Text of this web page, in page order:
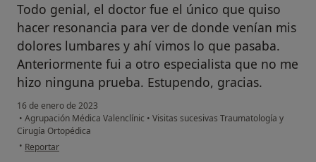
Todo genial, el doctor fue el único que quiso
hacer resonancia para ver de donde venían mis
dolores lumbares y ahí vimos lo que pasaba.
Anteriormente fui a otro especialista que no me
hizo ninguna prueba. Estupendo, gracias.
16 de enero de 2023
• Agrupación Médica Valenclínic • Visitas sucesivas Traumatología y
Cirugía Ortopédica
• en opinión del usuario Violeta
Reportar